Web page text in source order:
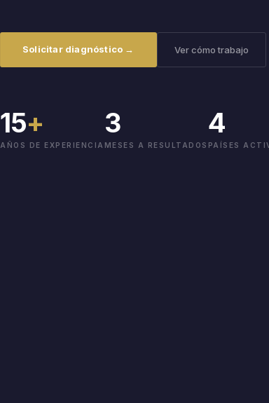
Solicitar diagnóstico → Ver cómo trabajo
15+
AÑOS DE EXPERIENCIA
3
MESES A RESULTADOS
4
PAÍSES